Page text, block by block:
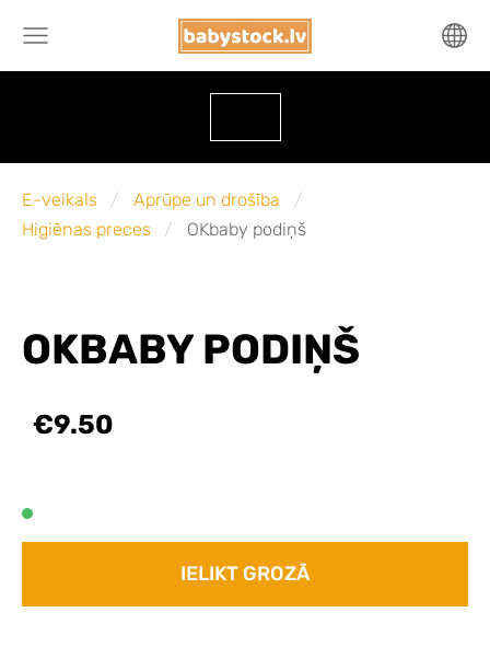
E-veikals
Aprūpe un drošība
Higiēnas preces
OKbaby podiņš
OKBABY PODIŅŠ
€9.50
IELIKT GROZĀ